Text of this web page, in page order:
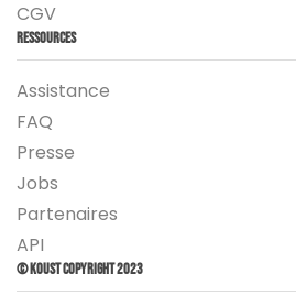
CGV
Ressources
Assistance
FAQ
Presse
Jobs
Partenaires
API
© Koust Copyright 2023